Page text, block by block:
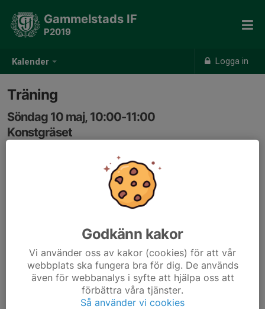
Kalender Logga in
Gammelstads IF
P2019
Träning
Söndag 10 maj, 10:00-11:00
Konstgräset
Godkänn kakor
Vi använder oss av kakor (cookies) för att vår
webbplats ska fungera bra för dig. De används
även för webbanalys i syfte att hjälpa oss att
förbättra våra tjänster.
Så använder vi cookies